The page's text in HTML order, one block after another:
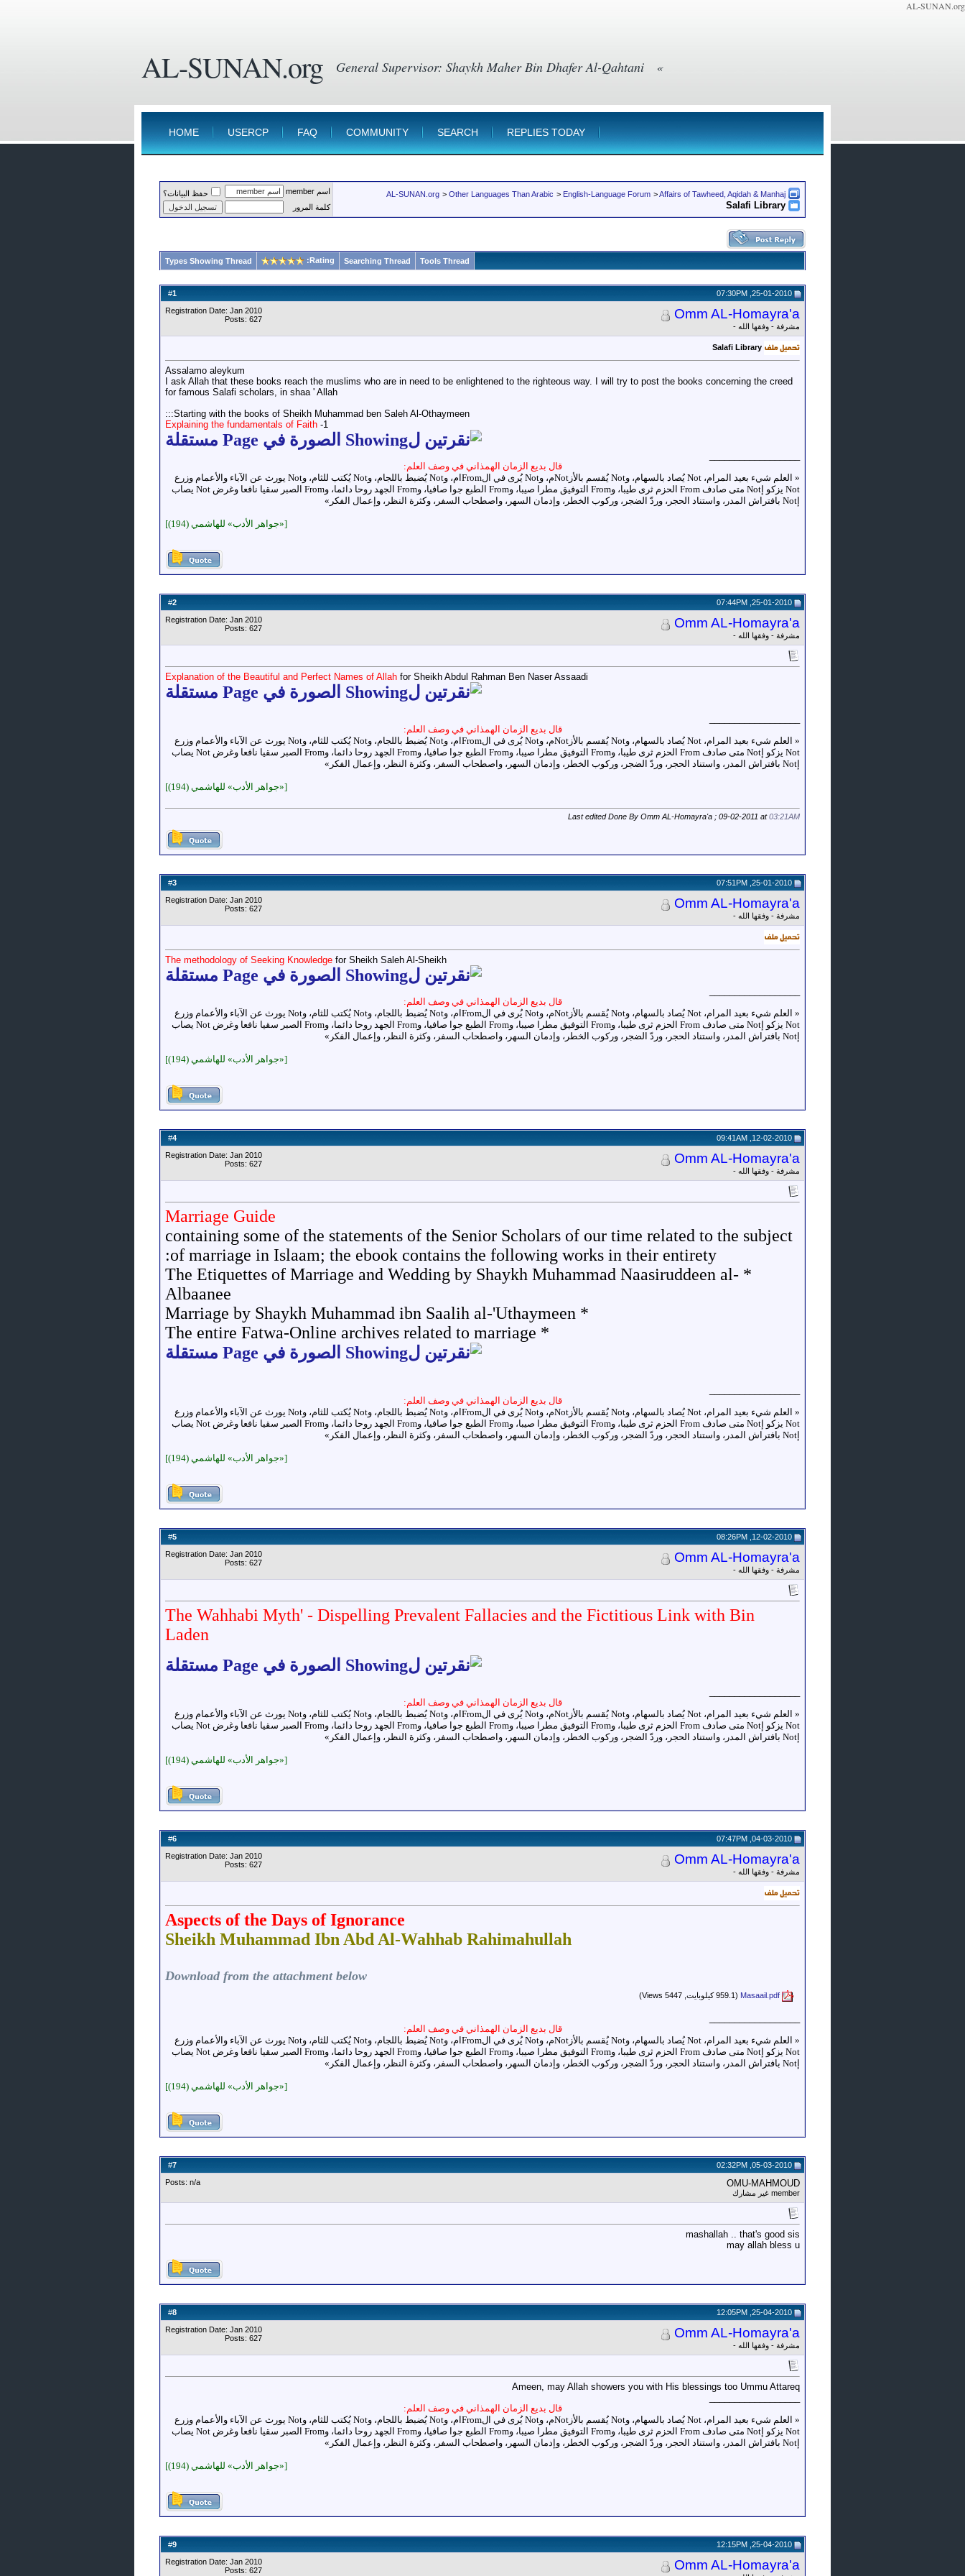
AL-SUNAN.org
AL-SUNAN.org » General Supervisor: Shaykh Maher Bin Dhafer Al-Qahtani
HOME USERCP FAQ COMMUNITY SEARCH REPLIES TODAY
AL-SUNAN.org > Other Languages Than Arabic > English-Language Forum >Affairs of Tawheed, Aqidah & Manhaj
Salafi Library
اسم member
حفظ البيانات؟
كلمة المرور
Tools Thread
Searching Thread
Rating:
Types Showing Thread
1
Omm AL-Homayra'a
مشرفة - وفقها الله -
Registration Date: Jan 2010
Posts: 627
Salafi Library
Assalamo aleykum
I ask Allah that these books reach the muslims who are in need to be enlightened to the righteous way. I will try to post the books concerning the creed
for famous Salafi scholars, in shaa ' Allah
Starting with the books of Sheikh Muhammad ben Saleh Al-Othaymeen:::
1-
Explaining the fundamentals of Faith
قال بديع الزمان الهمذاني في وصف العلم:
«
العلم شيء بعيد المرام، Not يُصاد بالسهام، وNot يُقسم بالأزNotم، وNot يُرى في الFromام، وNot يُضبط باللجام، وNot يُكتب للثام، وNot يورث عن الآباء والأعمام وزرع
Not يزكو إNot متى صادف From الحزم ثرى طيبا، وFrom التوفيق مطرا صيبا، وFrom الطبع جوا صافيا، وFrom الجهد روحا دائما، وFrom الصبر سقيا نافعا وغرض Not يصاب
إNot بافتراش المدر، واستناد الحجر، وردّ الضجر، وركوب الخطر، وإدمان السهر، واصطحاب السفر، وكثرة النظر، وإعمال الفكر»
[«جواهر الأدب» للهاشمي (194)]
2
Omm AL-Homayra'a
مشرفة - وفقها الله -
Registration Date: Jan 2010
Posts: 627
Explanation of the Beautiful and Perfect Names of Allah for Sheikh Abdul Rahman Ben Naser Assaadi
قال بديع الزمان الهمذاني في وصف العلم:
«
العلم شيء بعيد المرام، Not يُصاد بالسهام، وNot يُقسم بالأزNotم، وNot يُرى في الFromام، وNot يُضبط باللجام، وNot يُكتب للثام، وNot يورث عن الآباء والأعمام وزرع
Not يزكو إNot متى صادف From الحزم ثرى طيبا، وFrom التوفيق مطرا صيبا، وFrom الطبع جوا صافيا، وFrom الجهد روحا دائما، وFrom الصبر سقيا نافعا وغرض Not يصاب
إNot بافتراش المدر، واستناد الحجر، وردّ الضجر، وركوب الخطر، وإدمان السهر، واصطحاب السفر، وكثرة النظر، وإعمال الفكر»
[«جواهر الأدب» للهاشمي (194)]
Last edited Done By Omm AL-Homayra'a ; 09-02-2011 at03:21AM
3
Omm AL-Homayra'a
مشرفة - وفقها الله -
Registration Date: Jan 2010
Posts: 627
The methodology of Seeking Knowledge for Sheikh Saleh Al-Sheikh
قال بديع الزمان الهمذاني في وصف العلم:
«
العلم شيء بعيد المرام، Not يُصاد بالسهام، وNot يُقسم بالأزNotم، وNot يُرى في الFromام، وNot يُضبط باللجام، وNot يُكتب للثام، وNot يورث عن الآباء والأعمام وزرع
Not يزكو إNot متى صادف From الحزم ثرى طيبا، وFrom التوفيق مطرا صيبا، وFrom الطبع جوا صافيا، وFrom الجهد روحا دائما، وFrom الصبر سقيا نافعا وغرض Not يصاب
إNot بافتراش المدر، واستناد الحجر، وردّ الضجر، وركوب الخطر، وإدمان السهر، واصطحاب السفر، وكثرة النظر، وإعمال الفكر»
[«جواهر الأدب» للهاشمي (194)]
4
Omm AL-Homayra'a
مشرفة - وفقها الله -
Registration Date: Jan 2010
Posts: 627
Marriage Guide
containing some of the statements of the Senior Scholars of our time related to the subject
of marriage in Islaam; the ebook contains the following works in their entirety:
* The Etiquettes of Marriage and Wedding by Shaykh Muhammad Naasiruddeen al-
Albaanee
* Marriage by Shaykh Muhammad ibn Saalih al-'Uthaymeen
* The entire Fatwa-Online archives related to marriage
قال بديع الزمان الهمذاني في وصف العلم:
«
العلم شيء بعيد المرام، Not يُصاد بالسهام، وNot يُقسم بالأزNotم، وNot يُرى في الFromام، وNot يُضبط باللجام، وNot يُكتب للثام، وNot يورث عن الآباء والأعمام وزرع
Not يزكو إNot متى صادف From الحزم ثرى طيبا، وFrom التوفيق مطرا صيبا، وFrom الطبع جوا صافيا، وFrom الجهد روحا دائما، وFrom الصبر سقيا نافعا وغرض Not يصاب
إNot بافتراش المدر، واستناد الحجر، وردّ الضجر، وركوب الخطر، وإدمان السهر، واصطحاب السفر، وكثرة النظر، وإعمال الفكر»
[«جواهر الأدب» للهاشمي (194)]
5
Omm AL-Homayra'a
مشرفة - وفقها الله -
Registration Date: Jan 2010
Posts: 627
The Wahhabi Myth' - Dispelling Prevalent Fallacies and the Fictitious Link with Bin
Laden
قال بديع الزمان الهمذاني في وصف العلم:
«
العلم شيء بعيد المرام، Not يُصاد بالسهام، وNot يُقسم بالأزNotم، وNot يُرى في الFromام، وNot يُضبط باللجام، وNot يُكتب للثام، وNot يورث عن الآباء والأعمام وزرع
Not يزكو إNot متى صادف From الحزم ثرى طيبا، وFrom التوفيق مطرا صيبا، وFrom الطبع جوا صافيا، وFrom الجهد روحا دائما، وFrom الصبر سقيا نافعا وغرض Not يصاب
إNot بافتراش المدر، واستناد الحجر، وردّ الضجر، وركوب الخطر، وإدمان السهر، واصطحاب السفر، وكثرة النظر، وإعمال الفكر»
[«جواهر الأدب» للهاشمي (194)]
6
Omm AL-Homayra'a
مشرفة - وفقها الله -
Registration Date: Jan 2010
Posts: 627
Aspects of the Days of Ignorance
Sheikh Muhammad Ibn Abd Al-Wahhab Rahimahullah
Download from the attachment below
Masaail.pdf‏ (959.1 كيلوبايت, Views 5447)
قال بديع الزمان الهمذاني في وصف العلم:
«
العلم شيء بعيد المرام، Not يُصاد بالسهام، وNot يُقسم بالأزNotم، وNot يُرى في الFromام، وNot يُضبط باللجام، وNot يُكتب للثام، وNot يورث عن الآباء والأعمام وزرع
Not يزكو إNot متى صادف From الحزم ثرى طيبا، وFrom التوفيق مطرا صيبا، وFrom الطبع جوا صافيا، وFrom الجهد روحا دائما، وFrom الصبر سقيا نافعا وغرض Not يصاب
إNot بافتراش المدر، واستناد الحجر، وردّ الضجر، وركوب الخطر، وإدمان السهر، واصطحاب السفر، وكثرة النظر، وإعمال الفكر»
[«جواهر الأدب» للهاشمي (194)]
7
OMU-MAHMOUD
member غير مشارك
Posts: n/a
mashallah .. that's good sis
may allah bless u
8
Omm AL-Homayra'a
مشرفة - وفقها الله -
Registration Date: Jan 2010
Posts: 627
Ameen, may Allah showers you with His blessings too Ummu Attareq
قال بديع الزمان الهمذاني في وصف العلم:
«
العلم شيء بعيد المرام، Not يُصاد بالسهام، وNot يُقسم بالأزNotم، وNot يُرى في الFromام، وNot يُضبط باللجام، وNot يُكتب للثام، وNot يورث عن الآباء والأعمام وزرع
Not يزكو إNot متى صادف From الحزم ثرى طيبا، وFrom التوفيق مطرا صيبا، وFrom الطبع جوا صافيا، وFrom الجهد روحا دائما، وFrom الصبر سقيا نافعا وغرض Not يصاب
إNot بافتراش المدر، واستناد الحجر، وردّ الضجر، وركوب الخطر، وإدمان السهر، واصطحاب السفر، وكثرة النظر، وإعمال الفكر»
[«جواهر الأدب» للهاشمي (194)]
9
Omm AL-Homayra'a
Registration Date: Jan 2010
Posts: 627